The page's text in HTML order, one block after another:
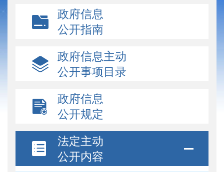
政府信息
公开指南
政府信息主动
公开事项目录
政府信息
公开规定
法定主动
公开内容